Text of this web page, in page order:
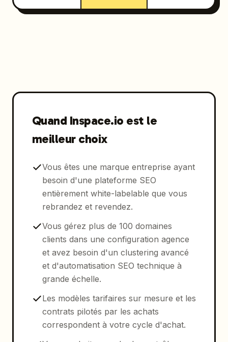
Quand Inspace.io est le
meilleur choix
Vous êtes une marque entreprise ayant
besoin d'une plateforme SEO
entièrement white-labelable que vous
rebrandez et revendez.
Vous gérez plus de 100 domaines
clients dans une configuration agence
et avez besoin d'un clustering avancé
et d'automatisation SEO technique à
grande échelle.
Les modèles tarifaires sur mesure et les
contrats pilotés par les achats
correspondent à votre cycle d'achat.